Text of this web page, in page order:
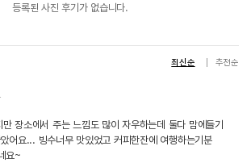
등록된 사진 후기가 없습니다.
최신순 추천순
장소에서 주는 느낌도 많이 자우하는데 둘다 맘에들기
어요... 빙수너무 맛있었고 커피한잔에 여행하는기분
요~